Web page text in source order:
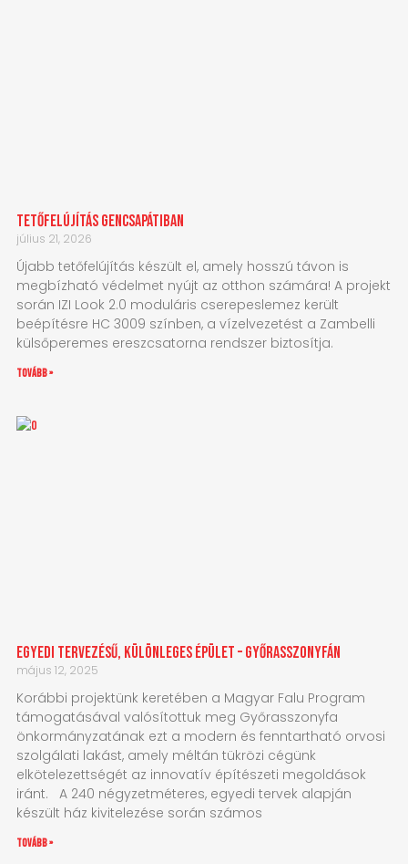
Tetőfelújítás Gencsapátiban
július 21, 2026
Újabb tetőfelújítás készült el, amely hosszú távon is
megbízható védelmet nyújt az otthon számára! A projekt
során IZI Look 2.0 moduláris cserepeslemez került
beépítésre HC 3009 színben, a vízelvezetést a Zambelli
külsőperemes ereszcsatorna rendszer biztosítja.
tovább »
Egyedi tervezésű, különleges épület – Győrasszonyfán
május 12, 2025
Korábbi projektünk keretében a Magyar Falu Program
támogatásával valósítottuk meg Győrasszonyfa
önkormányzatának ezt a modern és fenntartható orvosi
szolgálati lakást, amely méltán tükrözi cégünk
elkötelezettségét az innovatív építészeti megoldások
iránt. A 240 négyzetméteres, egyedi tervek alapján
készült ház kivitelezése során számos
tovább »